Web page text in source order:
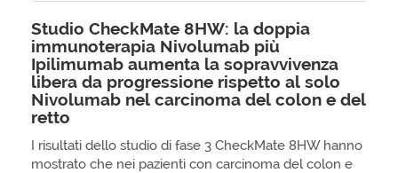
Studio CheckMate 8HW: la doppia
immunoterapia Nivolumab più
Ipilimumab aumenta la sopravvivenza
libera da progressione rispetto al solo
Nivolumab nel carcinoma del colon e del
retto
I risultati dello studio di fase 3 CheckMate 8HW hanno
mostrato che nei pazienti con carcinoma del colon e